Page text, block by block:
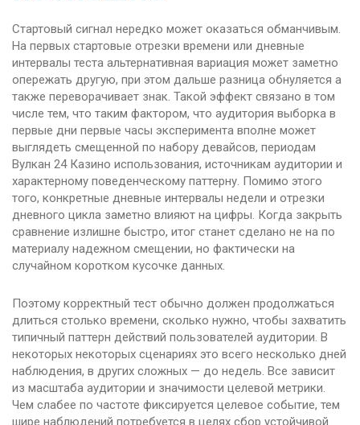
Стартовый сигнал нередко может оказаться обманчивым.
На первых стартовые отрезки времени или дневные
интервалы теста альтернативная вариация может заметно
опережать другую, при этом дальше разница обнуляется а
также переворачивает знак. Такой эффект связано в том
числе тем, что таким фактором, что аудитория выборка в
первые дни первые часы эксперимента вполне может
выглядеть смещенной по набору девайсов, периодам
Вулкан 24 Казино использования, источникам аудитории и
характерному поведенческому паттерну. Помимо этого
того, конкретные дневные интервалы недели и отрезки
дневного цикла заметно влияют на цифры. Когда закрыть
сравнение излишне быстро, итог станет сделано не на по
материалу надежном смещении, но фактически на
случайном коротком кусочке данных.
Поэтому корректный тест обычно должен продолжаться
длиться столько времени, сколько нужно, чтобы захватить
типичный паттерн действий пользователей аудитории. В
некоторых некоторых сценариях это всего несколько дней
наблюдения, в других сложных — до недель. Все зависит
из масштаба аудитории и значимости целевой метрики.
Чем слабее по частоте фиксируется целевое событие, тем
шире наблюдений потребуется в целях сбор устойчивой